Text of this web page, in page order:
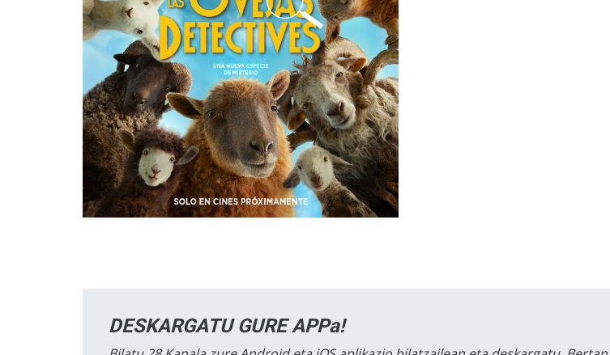
DESKARGATU GURE APPa!